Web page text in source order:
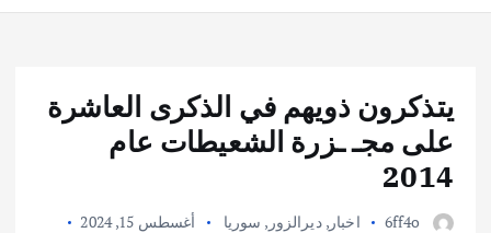
ل
يتذكرون ذويهم في الذكرى العاشرة
على مجـ ـزرة الشعيطات عام
2014
6ff4o اخبار ,ديرالزور , سوريا
أغسطس 15, 2024